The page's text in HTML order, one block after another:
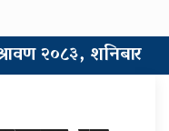
२०८३, शनिबार